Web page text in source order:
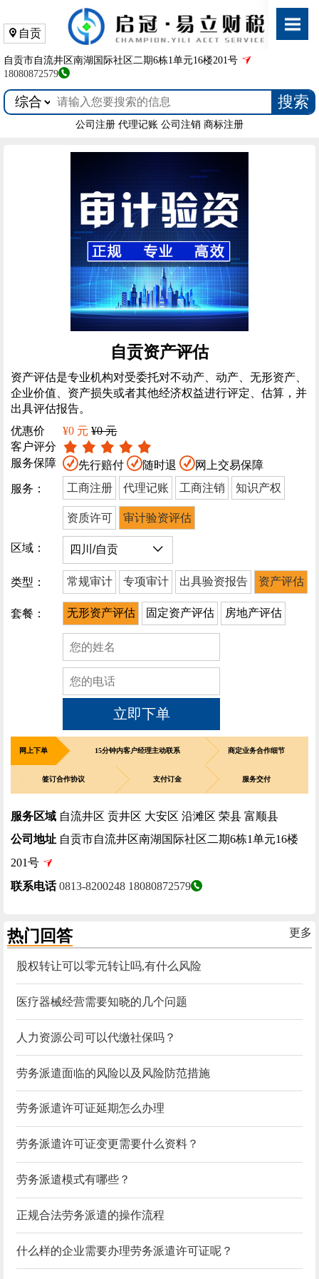
自贡
自贡市自流井区南湖国际社区二期6栋1单元16楼201号
18080872579
搜索
公司注册 代理记账 公司注销 商标注册
自贡资产评估
资产评估是专业机构对受委托对不动产、动产、无形资产、
企业价值、资产损失或者其他经济权益进行评定、估算，并
出具评估报告。
优惠价
¥0 元 ¥0 元
客户评分
服务保障
先行赔付 随时退
网上交易保障
服务：
工商注册 代理记账 工商注销 知识产权
资质许可 审计验资评估
区域：
类型： 常规审计 专项审计 出具验资报告 资产评估
套餐： 无形资产评估 固定资产评估 房地产评估
立即下单
网上下单 15分钟内客户经理主动联系 商定业务合作细节
签订合作协议 支付订金 服务交付
服务区域 自流井区 贡井区 大安区 沿滩区 荣县 富顺县
公司地址 自贡市自流井区南湖国际社区二期6栋1单元16楼
201号
联系电话 0813-8200248 18080872579
更多
热门回答
股权转让可以零元转让吗,有什么风险
医疗器械经营需要知晓的几个问题
人力资源公司可以代缴社保吗？
劳务派遣面临的风险以及风险防范措施
劳务派遣许可证延期怎么办理
劳务派遣许可证变更需要什么资料？
劳务派遣模式有哪些？
正规合法劳务派遣的操作流程
什么样的企业需要办理劳务派遣许可证呢？